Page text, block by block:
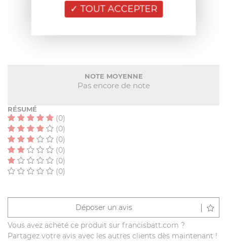
NOTE MOYENNE
Pas encore de note
RÉSUMÉ
(0)
(0)
(0)
(0)
(0)
(0)
Déposer un avis
Vous avez acheté ce produit sur francisbatt.com ?
Partagez votre avis avec les autres clients dès maintenant !
TOUT ACCEPTER